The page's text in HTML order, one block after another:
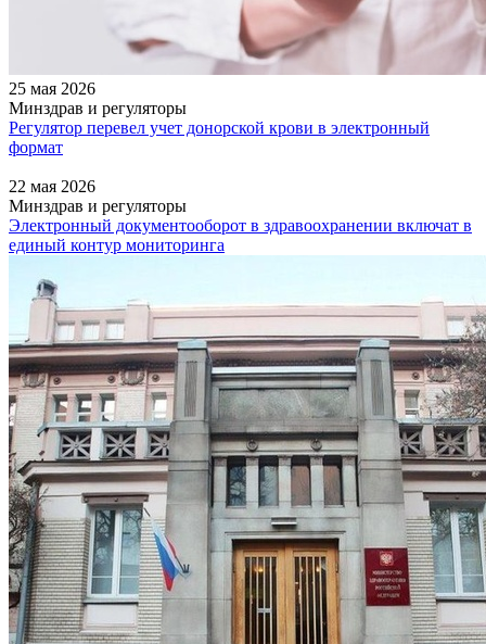
25 мая 2026
Минздрав и регуляторы
Регулятор перевел учет донорской крови в электронный
формат
22 мая 2026
Минздрав и регуляторы
Электронный документооборот в здравоохранении включат в
единый контур мониторинга